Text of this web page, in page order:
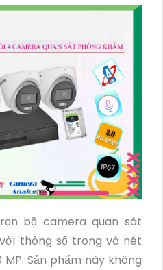
bộ camera quan sát
thông số trong và nét
Sản phẩm này không